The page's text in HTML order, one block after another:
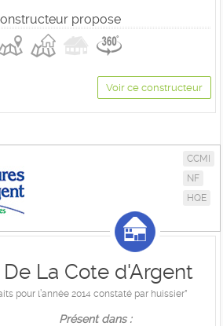
propose
Voir ce constructeur
CCMI
NF
HQE
La Cote d'Argent
pour l’année 2014 constaté par huissier*
Présent dans :